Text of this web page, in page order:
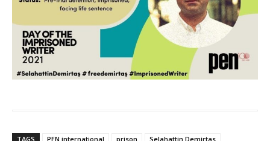
TAGS PEN international prison Selahattin Demirtas